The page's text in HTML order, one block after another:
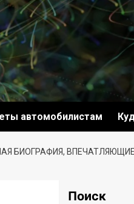
автомобилистам
БИОГРАФИЯ,
Поиск